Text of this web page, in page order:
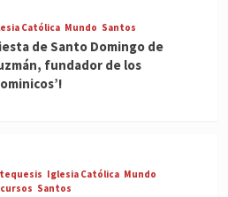
Católica Mundo Santos
de Santo Domingo de
fundador de los
Iglesia Católica Mundo
Santos